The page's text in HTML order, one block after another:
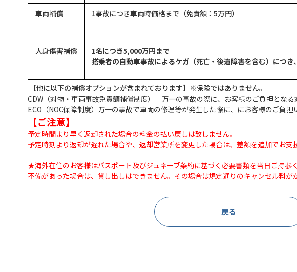
車両補償 1事故につき車両時価格まで（免責額：5万円）
人身傷害補償
1名につき5,000万円まで
搭乗者の自動車事故によるケガ（死亡・後遺障害を含む）につ
【他に以下の補償オプションが含まれております】※保険ではありません。
CDW（対物・車両事故免責額補償制度） 万一の事故の際に、お客様のご負担とな
ECO（NOC保障制度）万一の事故で車両の修理等が発生した際に、にお客様のご負担
【ご注意】
予定時間より早く返却された場合の料金の払い戻しは致しません。
予定時刻より返却が遅れた場合や、返却営業所を変更した場合は、差額を追加でお支
★海外在住のお客様はパスポート及びジュネーブ条約に基づく必要書類を当日ご持参
不備があった場合は、貸し出しはできません。その場合は規定通りのキャンセル料が
戻る